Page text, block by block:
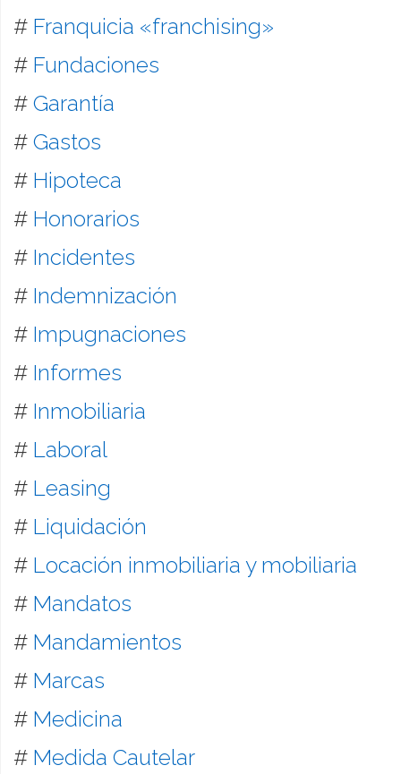
# Franquicia «franchising»
# Fundaciones
# Garantía
# Gastos
# Hipoteca
# Honorarios
# Incidentes
# Indemnización
# Impugnaciones
# Informes
# Inmobiliaria
# Laboral
# Leasing
# Liquidación
# Locación inmobiliaria y mobiliaria
# Mandatos
# Mandamientos
# Marcas
# Medicina
# Medida Cautelar